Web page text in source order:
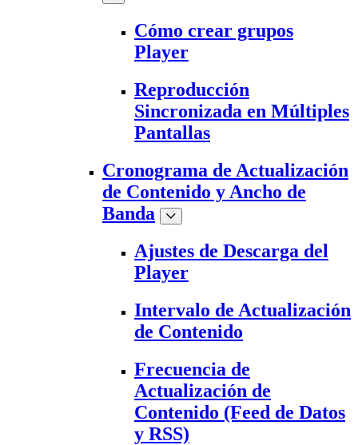
Cómo crear grupos
Player
Reproducción
Sincronizada en Múltiples
Pantallas
Cronograma de Actualización
de Contenido y Ancho de
Banda
Ajustes de Descarga del
Player
Intervalo de Actualización
de Contenido
Frecuencia de
Actualización de
Contenido (Feed de Datos
y RSS)